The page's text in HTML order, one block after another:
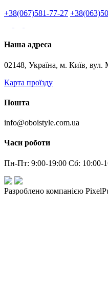
+38(067)581-77-27
Наша адреса
02148, Україна, м. Київ, вул.
Карта проїзду
Пошта
info@oboistyle.com.ua
Часи роботи
Пн-Пт: 9:00-19:00 Сб: 10:00-
Разроблено компанією